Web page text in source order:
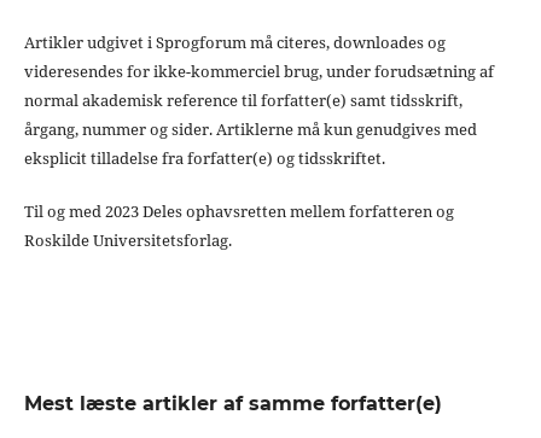
Artikler udgivet i Sprogforum må citeres, downloades og
videresendes for ikke-kommerciel brug, under forudsætning af
normal akademisk reference til forfatter(e) samt tidsskrift,
årgang, nummer og sider. Artiklerne må kun genudgives med
eksplicit tilladelse fra forfatter(e) og tidsskriftet.
Til og med 2023 Deles ophavsretten mellem forfatteren og
Roskilde Universitetsforlag.
Mest læste artikler af samme forfatter(e)